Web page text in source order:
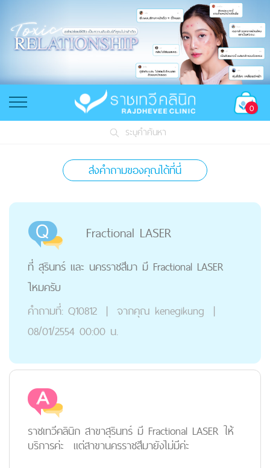
0
ระบุคำค้นหา
ส่งคำถามของคุณได้ที่นี่
Fractional LASER
ที่ สุรินทร์ และ นครราชสีมา มี Fractional LASER
ไหมครับ
คำถามที่: Q10812 | จากคุณ kenegikung |
08/01/2554 00:00 น.
ราชเทวีคลินิก สาขาสุรินทร์ มี Fractional LASER ให้
บริการค่ะ แต่สาขานครราชสีมายังไม่มีค่ะ